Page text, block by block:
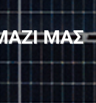
ΜΑΣ